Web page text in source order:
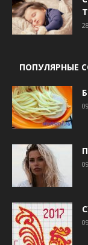
ПОПУЛЯРНЫЕ